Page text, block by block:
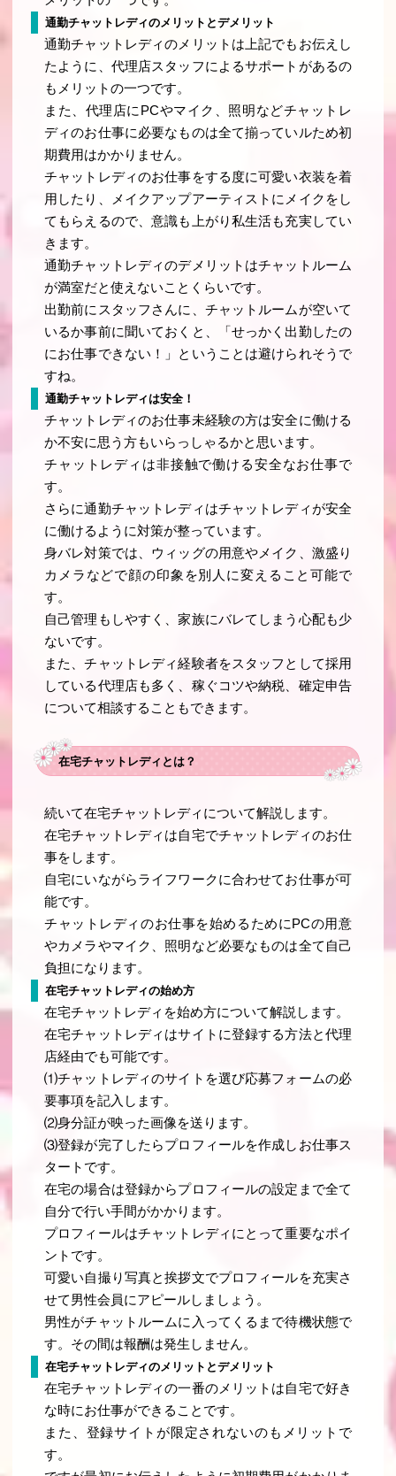
通勤チャットレディのメリットとデメリット
通勤チャットレディのメリットは上記でもお伝えし
たように、代理店スタッフによるサポートがあるの
もメリットの一つです。
また、代理店にPCやマイク、照明などチャットレ
ディのお仕事に必要なものは全て揃っていルため初
期費用はかかりません。
チャットレディのお仕事をする度に可愛い衣装を着
用したり、メイクアップアーティストにメイクをし
てもらえるので、意識も上がり私生活も充実してい
きます。
通勤チャットレディのデメリットはチャットルーム
が満室だと使えないことくらいです。
出勤前にスタッフさんに、チャットルームが空いて
いるか事前に聞いておくと、「せっかく出勤したの
にお仕事できない！」ということは避けられそうで
すね。
通勤チャットレディは安全！
チャットレディのお仕事未経験の方は安全に働ける
か不安に思う方もいらっしゃるかと思います。
チャットレディは非接触で働ける安全なお仕事で
す。
さらに通勤チャットレディはチャットレディが安全
に働けるように対策が整っています。
身バレ対策では、ウィッグの用意やメイク、激盛り
カメラなどで顔の印象を別人に変えること可能で
す。
自己管理もしやすく、家族にバレてしまう心配も少
ないです。
また、チャットレディ経験者をスタッフとして採用
している代理店も多く、稼ぐコツや納税、確定申告
について相談することもできます。
在宅チャットレディとは？
続いて在宅チャットレディについて解説します。
在宅チャットレディは自宅でチャットレディのお仕
事をします。
自宅にいながらライフワークに合わせてお仕事が可
能です。
チャットレディのお仕事を始めるためにPCの用意
やカメラやマイク、照明など必要なものは全て自己
負担になります。
在宅チャットレディの始め方
在宅チャットレディを始め方について解説します。
在宅チャットレディはサイトに登録する方法と代理
店経由でも可能です。
⑴チャットレディのサイトを選び応募フォームの必
要事項を記入します。
⑵身分証が映った画像を送ります。
⑶登録が完了したらプロフィールを作成しお仕事ス
タートです。
在宅の場合は登録からプロフィールの設定まで全て
自分で行い手間がかかります。
プロフィールはチャットレディにとって重要なポイ
ントです。
可愛い自撮り写真と挨拶文でプロフィールを充実さ
せて男性会員にアピールしましょう。
男性がチャットルームに入ってくるまで待機状態で
す。その間は報酬は発生しません。
在宅チャットレディのメリットとデメリット
在宅チャットレディの一番のメリットは自宅で好き
な時にお仕事ができることです。
また、登録サイトが限定されないのもメリットで
す。